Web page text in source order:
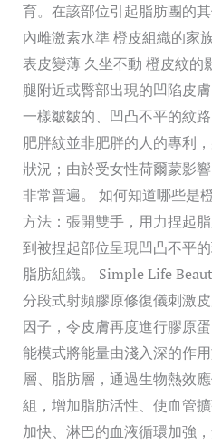
育。在該部位引起脂肪團的
內雌激素水準 橙皮組織的家
表皮變薄 久坐不動 橙皮紋的
腿附近或臀部出現的凹陷皮
一樣皺皺的、凹凸不平的紋
肥胖紋並非肥胖的人的專利
狀況；由於受女性荷爾蒙影
非常普遍。 如何知道哪些是
方法：張開雙手，用力捏起
到被捏起部位呈現凹凸不平
脂肪組織。 Simple Life
分段式射頻膠原修復儀刺激
因子，令皮膚再度進行膠原
能模式將能量由淺入深的作
層、脂肪層，通過生物熱效
組，增加脂肪活性、使血管
加快、淋巴的血液循環加強